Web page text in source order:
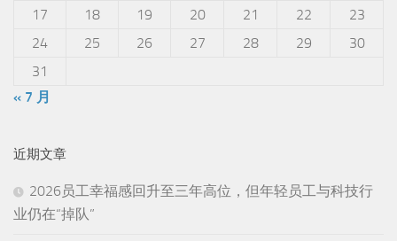
17
18 19 20 21 22
23
24
25 26 27 28 29
30
31
« 7 月
近期文章
2026员工幸福感回升至三年高位，但年轻员工与科技行
业仍在“掉队”